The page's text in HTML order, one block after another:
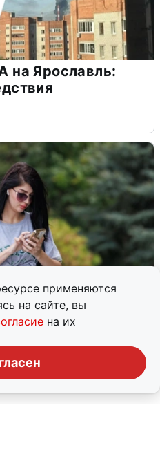
применяются
на сайте, вы
на их
на Ярославль:
без